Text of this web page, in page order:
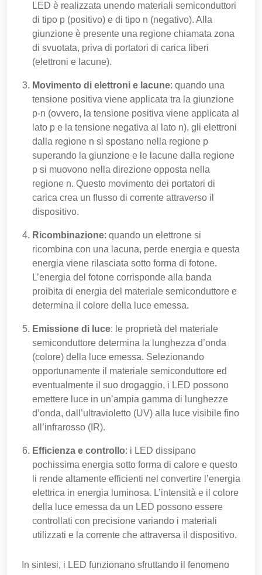
LED è realizzata unendo materiali semiconduttori
di tipo p (positivo) e di tipo n (negativo). Alla
giunzione è presente una regione chiamata zona
di svuotata, priva di portatori di carica liberi
(elettroni e lacune).
Movimento di elettroni e lacune: quando una
tensione positiva viene applicata tra la giunzione
p-n (ovvero, la tensione positiva viene applicata al
lato p e la tensione negativa al lato n), gli elettroni
dalla regione n si spostano nella regione p
superando la giunzione e le lacune dalla regione
p si muovono nella direzione opposta nella
regione n. Questo movimento dei portatori di
carica crea un flusso di corrente attraverso il
dispositivo.
Ricombinazione: quando un elettrone si
ricombina con una lacuna, perde energia e questa
energia viene rilasciata sotto forma di fotone.
L’energia del fotone corrisponde alla banda
proibita di energia del materiale semiconduttore e
determina il colore della luce emessa.
Emissione di luce: le proprietà del materiale
semiconduttore determina la lunghezza d’onda
(colore) della luce emessa. Selezionando
opportunamente il materiale semiconduttore ed
eventualmente il suo drogaggio, i LED possono
emettere luce in un’ampia gamma di lunghezze
d’onda, dall’ultravioletto (UV) alla luce visibile fino
all’infrarosso (IR).
Efficienza e controllo: i LED dissipano
pochissima energia sotto forma di calore e questo
li rende altamente efficienti nel convertire l’energia
elettrica in energia luminosa. L’intensità e il colore
della luce emessa da un LED possono essere
controllati con precisione variando i materiali
utilizzati e la corrente che attraversa il dispositivo.
In sintesi, i LED funzionano sfruttando il fenomeno